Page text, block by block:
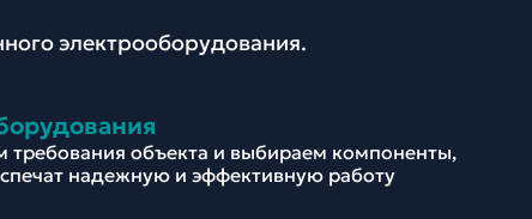
электрооборудования.
требования объекта и выбираем компоненты,
надежную и эффективную работу